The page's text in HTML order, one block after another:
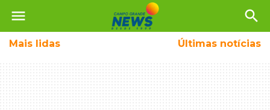
menu search
Mais lidas Últimas notícias